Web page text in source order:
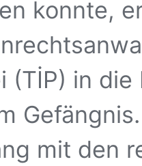
konnte,
(TİP) in
mit den